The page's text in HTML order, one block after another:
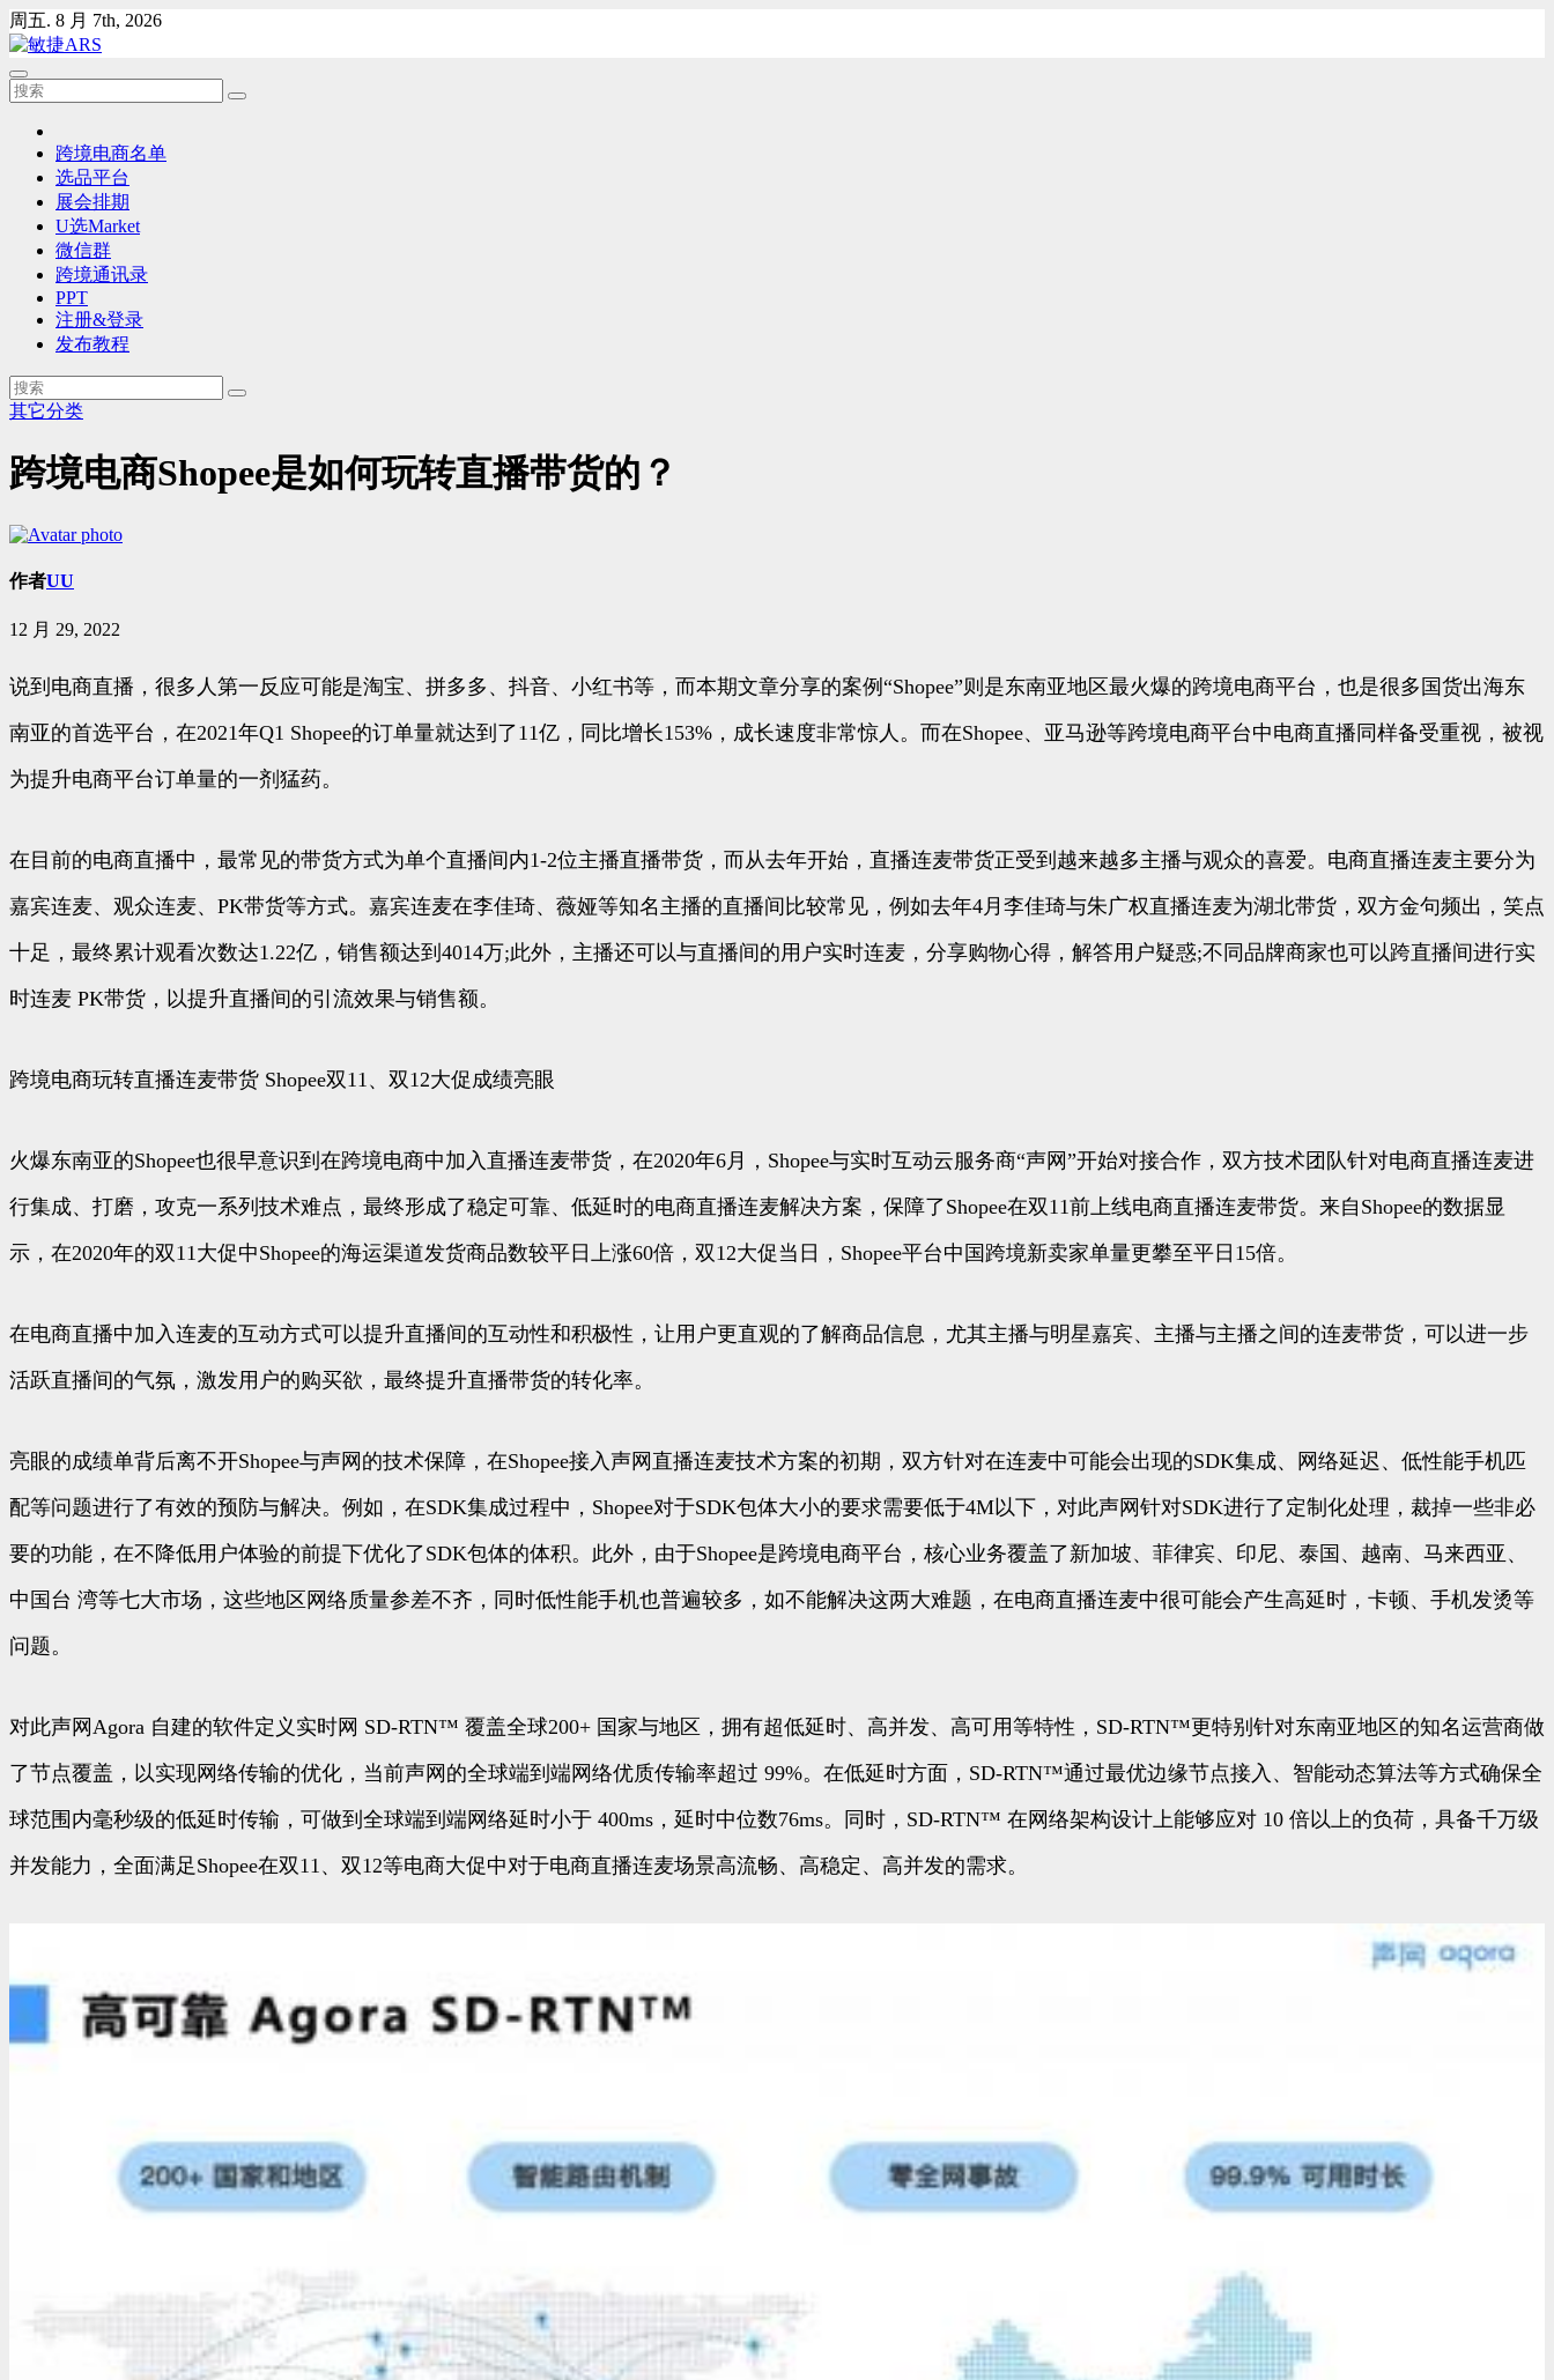
Skip
to
content
周五. 8 月 7th, 2026
跨境电商名单
选品平台
展会排期
U选Market
微信群
跨境通讯录
PPT
注册&登录
发布教程
其它分类
跨境电商Shopee是如何玩转直播带货的？
作者UU
12 月 29, 2022
说到电商直播，很多人第一反应可能是淘宝、拼多多、抖音、小红书等，而本期文章分享的案例“Shopee”则是东南亚地区最火爆的跨境电商平台，也是很多国货出海东
南亚的首选平台，在2021年Q1 Shopee的订单量就达到了11亿，同比增长153%，成长速度非常惊人。而在Shopee、亚马逊等跨境电商平台中电商直播同样备受重视，被视
为提升电商平台订单量的一剂猛药。
在目前的电商直播中，最常见的带货方式为单个直播间内1-2位主播直播带货，而从去年开始，直播连麦带货正受到越来越多主播与观众的喜爱。电商直播连麦主要分为
嘉宾连麦、观众连麦、PK带货等方式。嘉宾连麦在李佳琦、薇娅等知名主播的直播间比较常见，例如去年4月李佳琦与朱广权直播连麦为湖北带货，双方金句频出，笑点
十足，最终累计观看次数达1.22亿，销售额达到4014万;此外，主播还可以与直播间的用户实时连麦，分享购物心得，解答用户疑惑;不同品牌商家也可以跨直播间进行实
时连麦 PK带货，以提升直播间的引流效果与销售额。
跨境电商玩转直播连麦带货 Shopee双11、双12大促成绩亮眼
火爆东南亚的Shopee也很早意识到在跨境电商中加入直播连麦带货，在2020年6月，Shopee与实时互动云服务商“声网”开始对接合作，双方技术团队针对电商直播连麦进
行集成、打磨，攻克一系列技术难点，最终形成了稳定可靠、低延时的电商直播连麦解决方案，保障了Shopee在双11前上线电商直播连麦带货。来自Shopee的数据显
示，在2020年的双11大促中Shopee的海运渠道发货商品数较平日上涨60倍，双12大促当日，Shopee平台中国跨境新卖家单量更攀至平日15倍。
在电商直播中加入连麦的互动方式可以提升直播间的互动性和积极性，让用户更直观的了解商品信息，尤其主播与明星嘉宾、主播与主播之间的连麦带货，可以进一步
活跃直播间的气氛，激发用户的购买欲，最终提升直播带货的转化率。
亮眼的成绩单背后离不开Shopee与声网的技术保障，在Shopee接入声网直播连麦技术方案的初期，双方针对在连麦中可能会出现的SDK集成、网络延迟、低性能手机匹
配等问题进行了有效的预防与解决。例如，在SDK集成过程中，Shopee对于SDK包体大小的要求需要低于4M以下，对此声网针对SDK进行了定制化处理，裁掉一些非必
要的功能，在不降低用户体验的前提下优化了SDK包体的体积。此外，由于Shopee是跨境电商平台，核心业务覆盖了新加坡、菲律宾、印尼、泰国、越南、马来西亚、
中国台 湾等七大市场，这些地区网络质量参差不齐，同时低性能手机也普遍较多，如不能解决这两大难题，在电商直播连麦中很可能会产生高延时，卡顿、手机发烫等
问题。
对此声网Agora 自建的软件定义实时网 SD-RTN™ 覆盖全球200+ 国家与地区，拥有超低延时、高并发、高可用等特性，SD-RTN™更特别针对东南亚地区的知名运营商做
了节点覆盖，以实现网络传输的优化，当前声网的全球端到端网络优质传输率超过 99%。在低延时方面，SD-RTN™通过最优边缘节点接入、智能动态算法等方式确保全
球范围内毫秒级的低延时传输，可做到全球端到端网络延时小于 400ms，延时中位数76ms。同时，SD-RTN™ 在网络架构设计上能够应对 10 倍以上的负荷，具备千万级
并发能力，全面满足Shopee在双11、双12等电商大促中对于电商直播连麦场景高流畅、高稳定、高并发的需求。